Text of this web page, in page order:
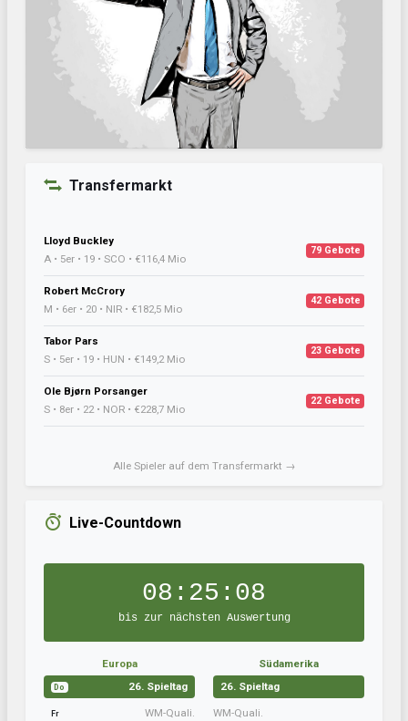
Transfermarkt
Lloyd Buckley
A • 5er • 19 • SCO • €116,4 Mio
79 Gebote
Robert McCrory
M • 6er • 20 • NIR • €182,5 Mio
42 Gebote
Tabor Pars
S • 5er • 19 • HUN • €149,2 Mio
23 Gebote
Ole Bjørn Porsanger
S • 8er • 22 • NOR • €228,7 Mio
22 Gebote
Alle Spieler auf dem Transfermarkt →
Live-Countdown
08:25:07
bis zur nächsten Auswertung
Europa
Do 26. Spieltag
Fr WM-Quali.
Südamerika
26. Spieltag
WM-Quali.